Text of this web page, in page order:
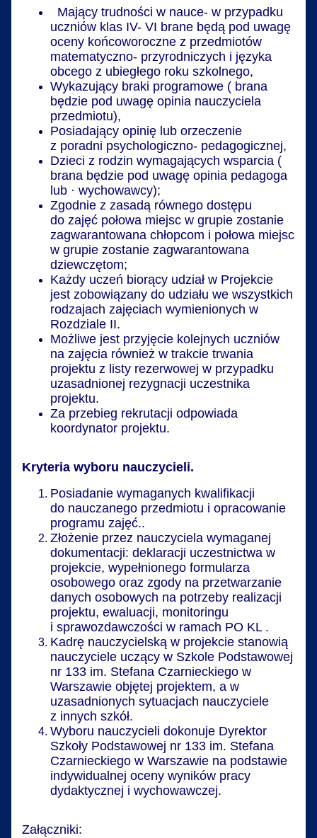
Mający trudności w nauce- w przypadku
uczniów klas IV- VI brane będą pod uwagę
oceny końcoworoczne z przedmiotów
matematyczno- przyrodniczych i języka
obcego z ubiegłego roku szkolnego,
Wykazujący braki programowe ( brana
będzie pod uwagę opinia nauczyciela
przedmiotu),
Posiadający opinię lub orzeczenie
z poradni psychologiczno- pedagogicznej,
Dzieci z rodzin wymagających wsparcia (
brana będzie pod uwagę opinia pedagoga
lub · wychowawcy);
Zgodnie z zasadą równego dostępu
do zajęć połowa miejsc w grupie zostanie
zagwarantowana chłopcom i połowa miejsc
w grupie zostanie zagwarantowana
dziewczętom;
Każdy uczeń biorący udział w Projekcie
jest zobowiązany do udziału we wszystkich
rodzajach zajęciach wymienionych w
Rozdziale II.
Możliwe jest przyjęcie kolejnych uczniów
na zajęcia również w trakcie trwania
projektu z listy rezerwowej w przypadku
uzasadnionej rezygnacji uczestnika
projektu.
Za przebieg rekrutacji odpowiada
koordynator projektu.
Kryteria wyboru nauczycieli.
Posiadanie wymaganych kwalifikacji
do nauczanego przedmiotu i opracowanie
programu zajęć..
Złożenie przez nauczyciela wymaganej
dokumentacji: deklaracji uczestnictwa w
projekcie, wypełnionego formularza
osobowego oraz zgody na przetwarzanie
danych osobowych na potrzeby realizacji
projektu, ewaluacji, monitoringu
i sprawozdawczości w ramach PO KL .
Kadrę nauczycielską w projekcie stanowią
nauczyciele uczący w Szkole Podstawowej
nr 133 im. Stefana Czarnieckiego w
Warszawie objętej projektem, a w
uzasadnionych sytuacjach nauczyciele
z innych szkół.
Wyboru nauczycieli dokonuje Dyrektor
Szkoły Podstawowej nr 133 im. Stefana
Czarnieckiego w Warszawie na podstawie
indywidualnej oceny wyników pracy
dydaktycznej i wychowawczej.
Załączniki: